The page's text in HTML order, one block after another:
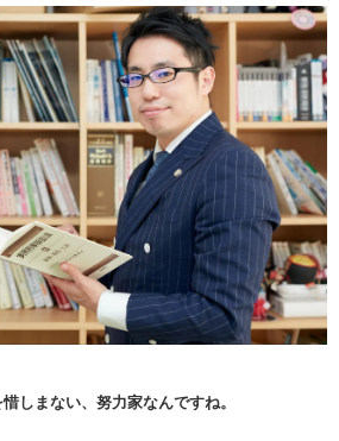
しまない、努力家なんですね。